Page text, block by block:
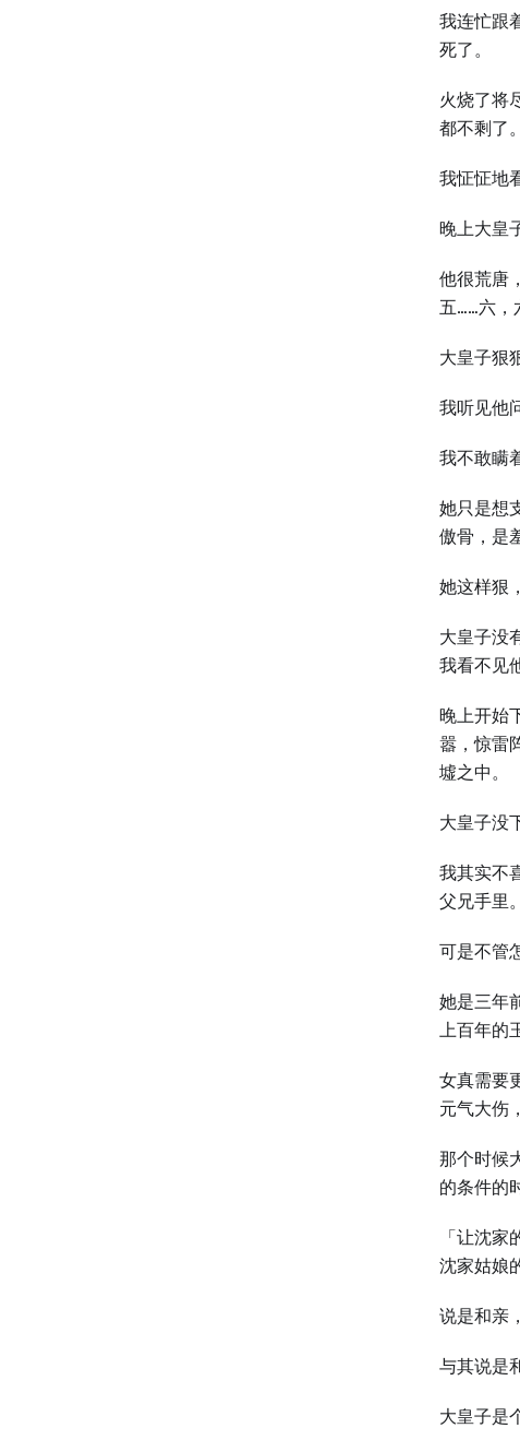
我连忙跟
死了。
火烧了将
都不剩了。
我怔怔地
晚上大皇
他很荒唐
五……六，
大皇子狠
我听见他
我不敢瞒
她只是想
傲骨，是
她这样狠
大皇子没
我看不见
晚上开始
嚣，惊雷
墟之中。
大皇子没
我其实不
父兄手里。
可是不管
她是三年
上百年的
女真需要
元气大伤
那个时候
的条件的
「让沈
沈家姑娘
说是和亲
与其说是
大皇子是